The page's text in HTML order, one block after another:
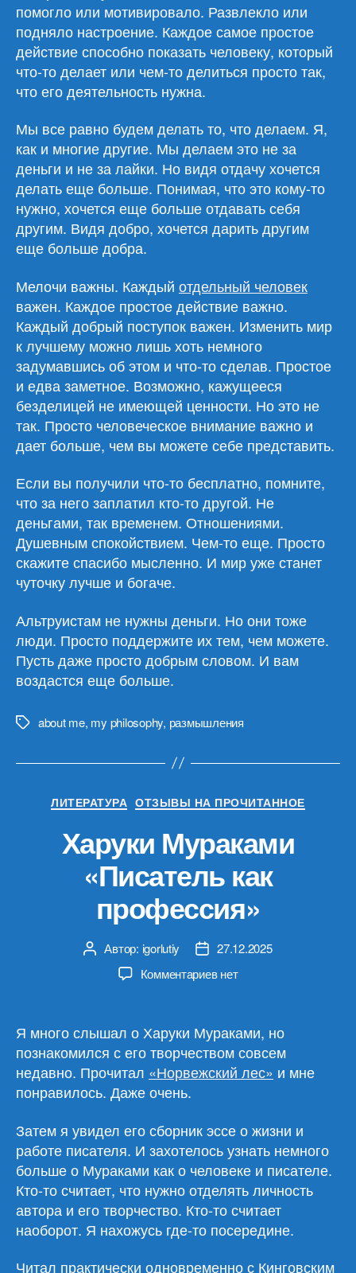
помогло или мотивировало. Развлекло или
подняло настроение. Каждое самое простое
действие способно показать человеку, который
что-то делает или чем-то делиться просто так,
что его деятельность нужна.
Мы все равно будем делать то, что делаем. Я,
как и многие другие. Мы делаем это не за
деньги и не за лайки. Но видя отдачу хочется
делать еще больше. Понимая, что это кому-то
нужно, хочется еще больше отдавать себя
другим. Видя добро, хочется дарить другим
еще больше добра.
Мелочи важны. Каждый отдельный человек
важен. Каждое простое действие важно.
Каждый добрый поступок важен. Изменить мир
к лучшему можно лишь хоть немного
задумавшись об этом и что-то сделав. Простое
и едва заметное. Возможно, кажущееся
безделицей не имеющей ценности. Но это не
так. Просто человеческое внимание важно и
дает больше, чем вы можете себе представить.
Если вы получили что-то бесплатно, помните,
что за него заплатил кто-то другой. Не
деньгами, так временем. Отношениями.
Душевным спокойствием. Чем-то еще. Просто
скажите спасибо мысленно. И мир уже станет
чуточку лучше и богаче.
Альтруистам не нужны деньги. Но они тоже
люди. Просто поддержите их тем, чем можете.
Пусть даже просто добрым словом. И вам
воздастся еще больше.
Меткиabout me, my philosophy, размышления
Рубрики
ЛИТЕРАТУРА ОТЗЫВЫ НА ПРОЧИТАННОЕ
Харуки Мураками
«Писатель как
профессия»
Автор
записи
Автор: igorlutiy
Дата27.12.2025
Комментариевк
«Писатель
как
профессия»
нет
Я много слышал о Харуки Мураками, но
познакомился с его творчеством совсем
недавно. Прочитал «Норвежский лес» и мне
понравилось. Даже очень.
Затем я увидел его сборник эссе о жизни и
работе писателя. И захотелось узнать немного
больше о Мураками как о человеке и писателе.
Кто-то считает, что нужно отделять личность
автора и его творчество. Кто-то считает
наоборот. Я нахожусь где-то посередине.
Читал практически одновременно с Кинговским